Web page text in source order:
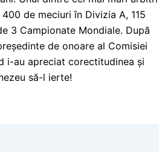
de meciuri în Divizia A, 115
3 Campionate Mondiale. După
de onoare al Comisiei
i-au apreciat corectitudinea și
să-l ierte!